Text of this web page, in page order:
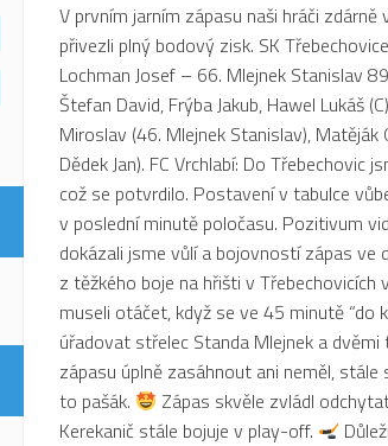
V prvním jarním zápasu naši hráči
přivezli plný bodový zisk. SK
Lochman Josef – 66. Mlejnek Stanislav
Štefan David, Frýba Jakub, Hawel Lukáš
Miroslav (46. Mlejnek Stanislav), Matěják
Dědek Jan). FC Vrchlabí: Do Třebechovic
což se potvrdilo. Postavení v tabulce
v poslední minutě poločasu. Pozitivum
dokázali jsme vůlí a bojovností zápas ve
z těžkého boje na hřišti v
museli otáčet, když se ve 45 minutě “do
úřadovat střelec Standa Mlejnek a
zápasu úplně zasáhnout ani neměl,
to pašák.
Zápas skvěle zvládl
Kerekanič stále bojuje v play-off.